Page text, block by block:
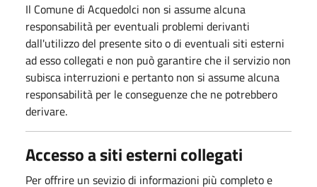
Il Comune di Acquedolci non si assume alcuna
responsabilità per eventuali problemi derivanti
dall'utilizzo del presente sito o di eventuali siti esterni
ad esso collegati e non può garantire che il servizio non
subisca interruzioni e pertanto non si assume alcuna
responsabilità per le conseguenze che ne potrebbero
derivare.
Accesso a siti esterni collegati
Per offrire un sevizio di informazioni più completo e